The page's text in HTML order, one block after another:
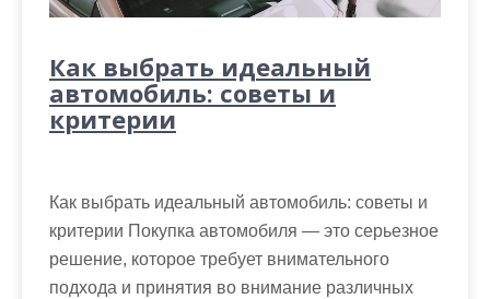
Как выбрать идеальный
автомобиль: советы и
критерии
Как выбрать идеальный автомобиль: советы и
критерии Покупка автомобиля — это серьезное
решение, которое требует внимательного
подхода и принятия во внимание различных